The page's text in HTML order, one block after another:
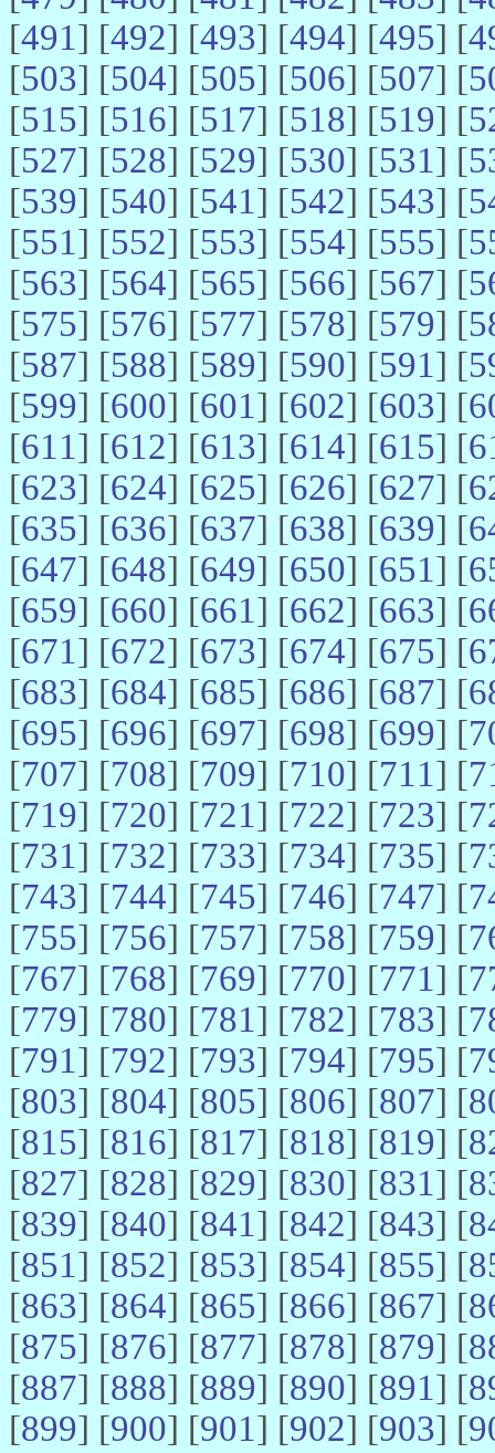
[491] [492] [493] [494] [495] [
[503] [504] [505] [506] [507] [
[515] [516] [517] [518] [519] [
[527] [528] [529] [530] [531] [
[539] [540] [541] [542] [543] [
[551] [552] [553] [554] [555] [
[563] [564] [565] [566] [567] [
[575] [576] [577] [578] [579] [
[587] [588] [589] [590] [591] [
[599] [600] [601] [602] [603] [
[611] [612] [613] [614] [615] [
[623] [624] [625] [626] [627] [
[635] [636] [637] [638] [639] [
[647] [648] [649] [650] [651] [
[659] [660] [661] [662] [663] [
[671] [672] [673] [674] [675] [
[683] [684] [685] [686] [687] [
[695] [696] [697] [698] [699] [
[707] [708] [709] [710] [711] [
[719] [720] [721] [722] [723] [
[731] [732] [733] [734] [735] [
[743] [744] [745] [746] [747] [
[755] [756] [757] [758] [759] [
[767] [768] [769] [770] [771] [
[779] [780] [781] [782] [783] [
[791] [792] [793] [794] [795] [
[803] [804] [805] [806] [807] [
[815] [816] [817] [818] [819] [
[827] [828] [829] [830] [831] [
[839] [840] [841] [842] [843] [
[851] [852] [853] [854] [855] [
[863] [864] [865] [866] [867] [
[875] [876] [877] [878] [879] [
[887] [888] [889] [890] [891] [
[899] [900] [901] [902] [903] [